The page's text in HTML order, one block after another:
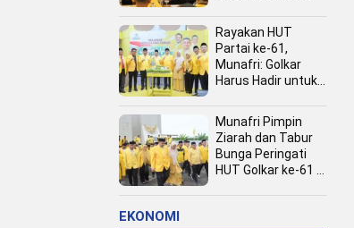
Rayakan HUT
Partai ke-61,
Munafri: Golkar
Harus Hadir untuk
Munafri Pimpin
Ziarah dan Tabur
Bunga Peringati
HUT Golkar ke-61 di
EKONOMI